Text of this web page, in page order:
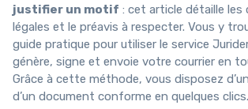
justifier un motif : cet article détaille les
légales et le préavis à respecter. Vous y
guide pratique pour utiliser le service
génère, signe et envoie votre courrier en
Grâce à cette méthode, vous disposez
d’un document conforme en quelques clics.